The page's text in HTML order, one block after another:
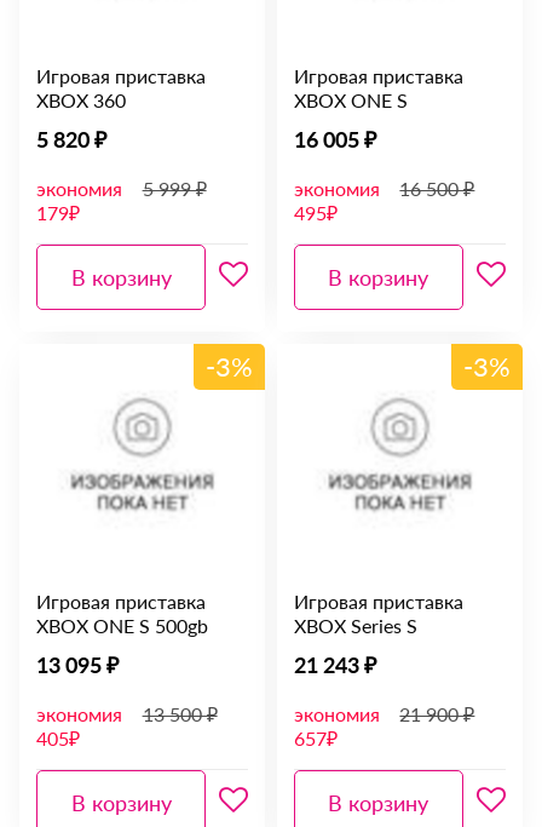
Игровая приставка
XBOX 360
5 820 ₽
экономия
179₽
5 999 ₽
В корзину
Игровая приставка
XBOX ONE S
16 005 ₽
экономия
495₽
16 500 ₽
В корзину
-3%
Игровая приставка
XBOX ONE S 500gb
13 095 ₽
экономия
405₽
13 500 ₽
В корзину
-3%
Игровая приставка
XBOX Series S
21 243 ₽
экономия
657₽
21 900 ₽
В корзину